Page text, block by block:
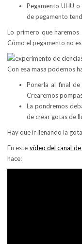
Pegamento UHU
de pegamento
Lo primero que
Cómo el pegamento no
Con esa masa podemos
Ponerla al final
Crearemos
La pondremos
de crear gotas de
Hay que ir llenando la
En este vídeo del canal
hace: